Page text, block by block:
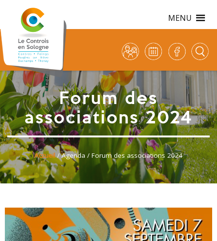
MENU
Forum des
associations 2024
Accueil/Agenda / Forum des associations 2024